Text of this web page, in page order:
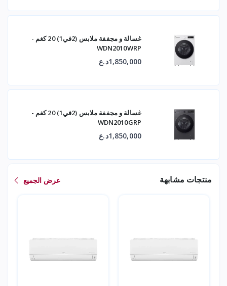
غسالة و مجففة ملابس (2في1) 20 كغم -
WDN2010WRP
1,850,000د.ع
غسالة و مجففة ملابس (2في1) 20 كغم -
WDN2010GRP
1,850,000د.ع
منتجات مشابهة عرض الجميع